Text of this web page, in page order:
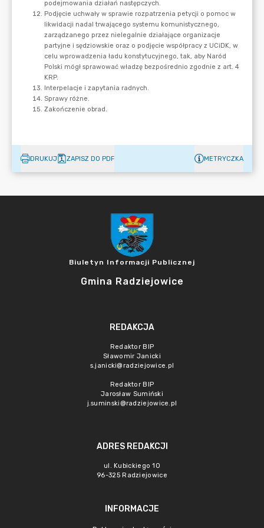
DRUKUJ ZAPISZ DO PDF METRYCZKA
Biuletyn Informacji Publicznej
Gmina Radziejowice
REDAKCJA
Redaktor BIP
Sławomir Janicki
s.janicki@radziejowice.pl
Redaktor BIP
Jarosław Sumiński
j.suminski@radziejowice.pl
ADRES REDAKCJI
ul. Kubickiego 10
96-325 Radziejowice
INFORMACJE